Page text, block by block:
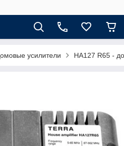
усилители HA127 R65 -